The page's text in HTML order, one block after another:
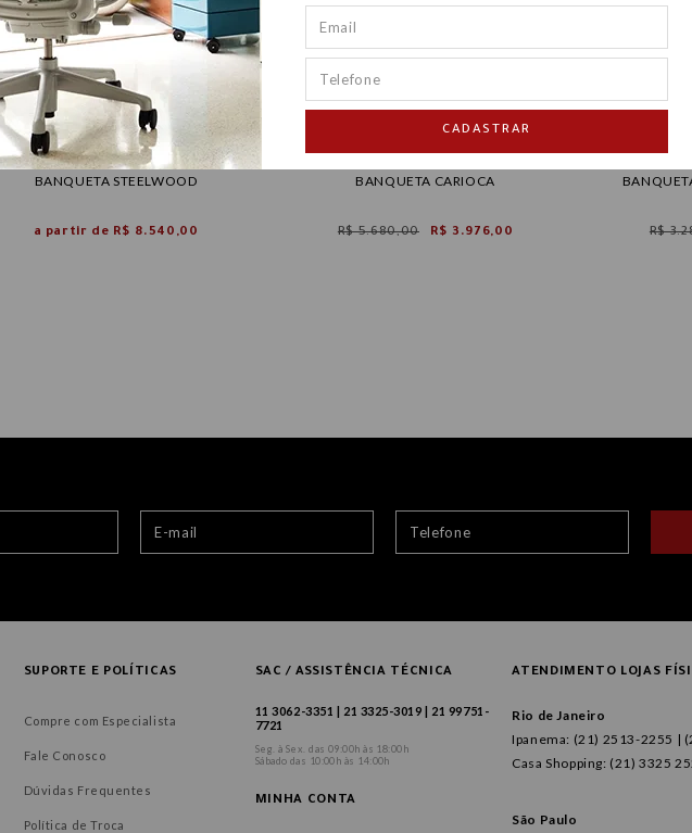
BANQUETA STEELWOOD
a partir de R$ 8.540,00
BANQUETA CARIOCA
R$ 5.680,00 R$ 3.976,00 R$
SUPORTE E POLÍTICAS
Compre com Especialista
Fale Conosco
Dúvidas Frequentes
Política de Troca
SAC / ASSISTÊNCIA TÉCNICA
11 3062-3351 | 21 3325-3019 | 21 99751-
7721
Seg. à Sex. das 09:00h às 18:00h
Sábado das 10:00h às 14:00h
MINHA CONTA
ATENDIMENTO LOJAS
Rio de Janeiro
Ipanema: (21) 2513-2255 |
Casa Shopping: (21) 3325
São Paulo
CADASTRAR